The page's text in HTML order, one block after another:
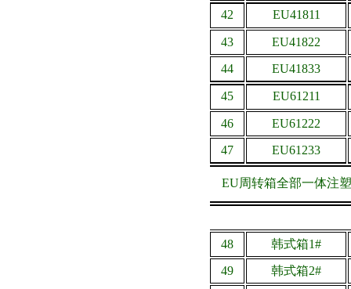
42 EU41811
43
EU41822
44
EU41833
45 EU61211
46
EU61222
47
EU61233
EU周转箱全部一体注
48
韩式箱1#
49
韩式箱2#